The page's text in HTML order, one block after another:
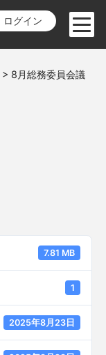
ログイン
> 8月総務委員会議
7.81 MB
1
2025年8月23日